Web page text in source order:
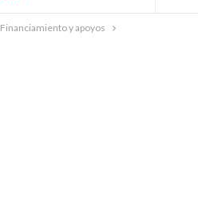
Financiamiento y apoyos